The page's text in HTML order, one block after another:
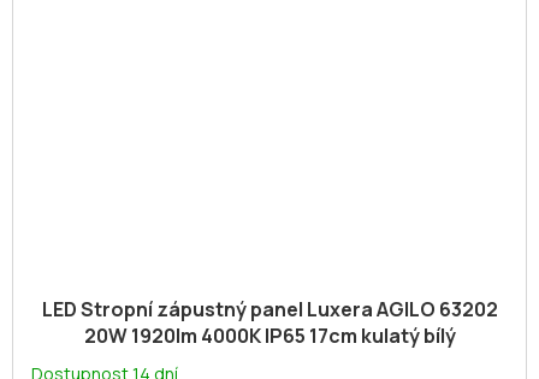
LED Stropní zápustný panel Luxera AGILO 63202
20W 1920lm 4000K IP65 17cm kulatý bílý
Dostupnost 14 dní